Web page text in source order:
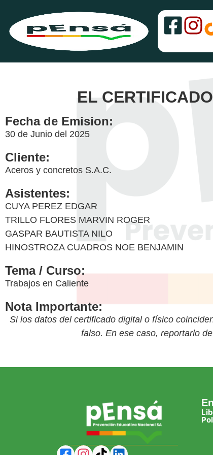
EL
Fecha de Emision:
30 de Junio del 2025
Cliente:
Aceros y concretos S.A.C.
Asistentes:
CUYA PEREZ EDGAR
TRILLO FLORES MARVIN ROGER
GASPAR BAUTISTA NILO
HINOSTROZA CUADROS NOE BENJAMIN
Tema / Curso:
Trabajos en Caliente
Nota Importante:
Si los datos del certificado digital o físico
falso. En ese caso, reportarlo